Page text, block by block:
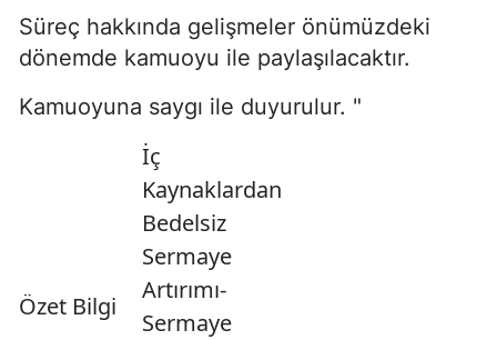
Süreç hakkında gelişmeler önümüzdeki
dönemde kamuoyu ile paylaşılacaktır.
Kamuoyuna saygı ile duyurulur. "
Özet Bilgi
İç
Kaynaklardan
Bedelsiz
Sermaye
Artırımı-
Sermaye